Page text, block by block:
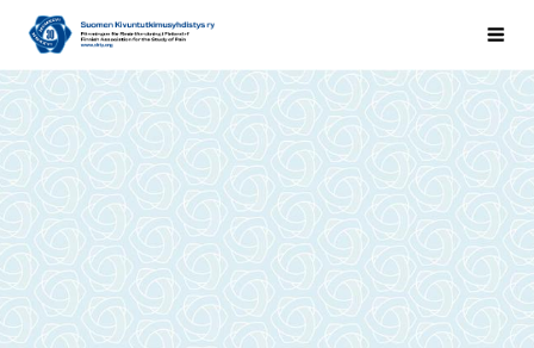
Siirry
sivun
sisältöön
Suomen Kivuntutkimusyhdistys ry